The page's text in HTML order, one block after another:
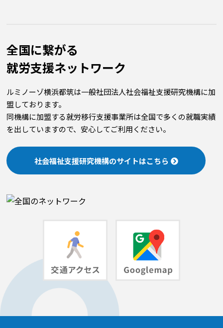
全国に繋がる
就労⽀援ネットワーク
ルミノーゾ横浜都筑は一般社団法人社会福祉支援研究機構に加
盟しております。
同機構に加盟する就労移行支援事業所は全国で多くの就職実績
を出していますので、安心してご利用ください。
社会福祉支援研究機構のサイトはこちら